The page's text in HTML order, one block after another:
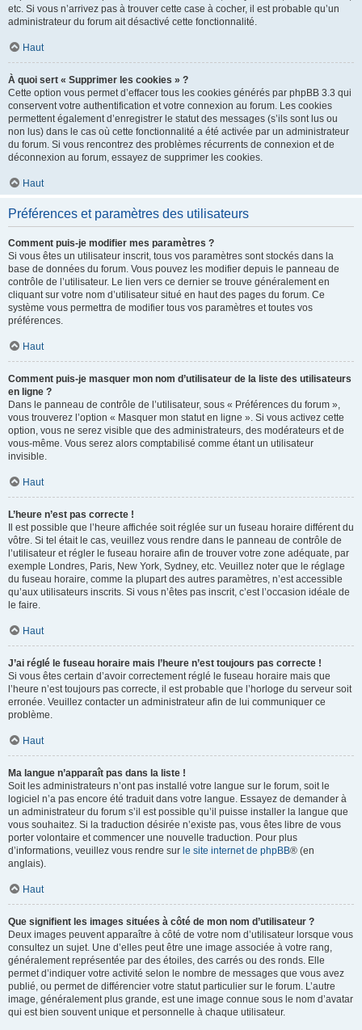
etc. Si vous n’arrivez pas à trouver cette case à cocher, il est probable qu’un
administrateur du forum ait désactivé cette fonctionnalité.
Haut
À quoi sert « Supprimer les cookies » ?
Cette option vous permet d’effacer tous les cookies générés par phpBB 3.3 qui
conservent votre authentification et votre connexion au forum. Les cookies
permettent également d’enregistrer le statut des messages (s’ils sont lus ou
non lus) dans le cas où cette fonctionnalité a été activée par un administrateur
du forum. Si vous rencontrez des problèmes récurrents de connexion et de
déconnexion au forum, essayez de supprimer les cookies.
Haut
Préférences et paramètres des utilisateurs
Comment puis-je modifier mes paramètres ?
Si vous êtes un utilisateur inscrit, tous vos paramètres sont stockés dans la
base de données du forum. Vous pouvez les modifier depuis le panneau de
contrôle de l’utilisateur. Le lien vers ce dernier se trouve généralement en
cliquant sur votre nom d’utilisateur situé en haut des pages du forum. Ce
système vous permettra de modifier tous vos paramètres et toutes vos
préférences.
Haut
Comment puis-je masquer mon nom d’utilisateur de la liste des utilisateurs
en ligne ?
Dans le panneau de contrôle de l’utilisateur, sous « Préférences du forum »,
vous trouverez l’option « Masquer mon statut en ligne ». Si vous activez cette
option, vous ne serez visible que des administrateurs, des modérateurs et de
vous-même. Vous serez alors comptabilisé comme étant un utilisateur
invisible.
Haut
L’heure n’est pas correcte !
Il est possible que l’heure affichée soit réglée sur un fuseau horaire différent du
vôtre. Si tel était le cas, veuillez vous rendre dans le panneau de contrôle de
l’utilisateur et régler le fuseau horaire afin de trouver votre zone adéquate, par
exemple Londres, Paris, New York, Sydney, etc. Veuillez noter que le réglage
du fuseau horaire, comme la plupart des autres paramètres, n’est accessible
qu’aux utilisateurs inscrits. Si vous n’êtes pas inscrit, c’est l’occasion idéale de
le faire.
Haut
J’ai réglé le fuseau horaire mais l’heure n’est toujours pas correcte !
Si vous êtes certain d’avoir correctement réglé le fuseau horaire mais que
l’heure n’est toujours pas correcte, il est probable que l’horloge du serveur soit
erronée. Veuillez contacter un administrateur afin de lui communiquer ce
problème.
Haut
Ma langue n’apparaît pas dans la liste !
Soit les administrateurs n’ont pas installé votre langue sur le forum, soit le
logiciel n’a pas encore été traduit dans votre langue. Essayez de demander à
un administrateur du forum s’il est possible qu’il puisse installer la langue que
vous souhaitez. Si la traduction désirée n’existe pas, vous êtes libre de vous
porter volontaire et commencer une nouvelle traduction. Pour plus
d’informations, veuillez vous rendre sur le site internet de phpBB® (en
anglais).
Haut
Que signifient les images situées à côté de mon nom d’utilisateur ?
Deux images peuvent apparaître à côté de votre nom d’utilisateur lorsque vous
consultez un sujet. Une d’elles peut être une image associée à votre rang,
généralement représentée par des étoiles, des carrés ou des ronds. Elle
permet d’indiquer votre activité selon le nombre de messages que vous avez
publié, ou permet de différencier votre statut particulier sur le forum. L’autre
image, généralement plus grande, est une image connue sous le nom d’avatar
qui est bien souvent unique et personnelle à chaque utilisateur.